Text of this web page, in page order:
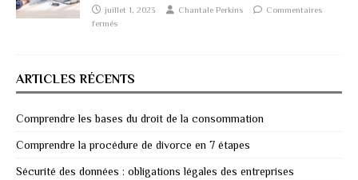
juillet 1, 2023 Chantale Perkins
Commentaires
fermés
ARTICLES RÉCENTS
Comprendre les bases du droit de la consommation
Comprendre la procédure de divorce en 7 étapes
Sécurité des données : obligations légales des entreprises